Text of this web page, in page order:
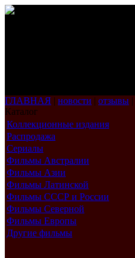
ГЛАВНАЯ | новости | отзывы |
Каталог
Коллекционные издания
Распродажа
Сериалы
Фильмы Австралии
Фильмы Азии
Фильмы Латинской
Америки
Фильмы СССР и России
Фильмы Северной
Америки
Фильмы Европы
Другие фильмы